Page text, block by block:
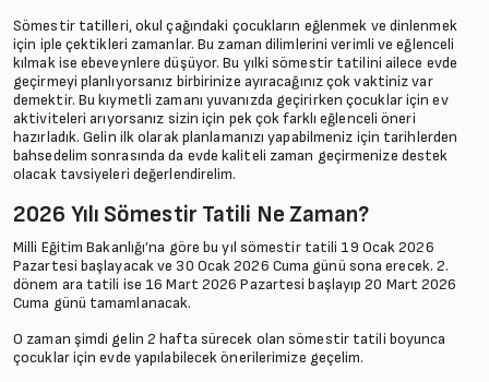
Sömestir tatilleri, okul çağındaki çocukların eğlenmek ve dinlenmek
için iple çektikleri zamanlar. Bu zaman dilimlerini verimli ve eğlenceli
kılmak ise ebeveynlere düşüyor. Bu yılki sömestir tatilini ailece evde
geçirmeyi planlıyorsanız birbirinize ayıracağınız çok vaktiniz var
demektir. Bu kıymetli zamanı yuvanızda geçirirken çocuklar için ev
aktiviteleri arıyorsanız sizin için pek çok farklı eğlenceli öneri
hazırladık. Gelin ilk olarak planlamanızı yapabilmeniz için tarihlerden
bahsedelim sonrasında da evde kaliteli zaman geçirmenize destek
olacak tavsiyeleri değerlendirelim.
2026 Yılı Sömestir Tatili Ne Zaman?
Milli Eğitim Bakanlığı’na göre bu yıl sömestir tatili 19 Ocak 2026
Pazartesi başlayacak ve 30 Ocak 2026 Cuma günü sona erecek. 2.
dönem ara tatili ise 16 Mart 2026 Pazartesi başlayıp 20 Mart 2026
Cuma günü tamamlanacak.
O zaman şimdi gelin 2 hafta sürecek olan sömestir tatili boyunca
çocuklar için evde yapılabilecek önerilerimize geçelim.